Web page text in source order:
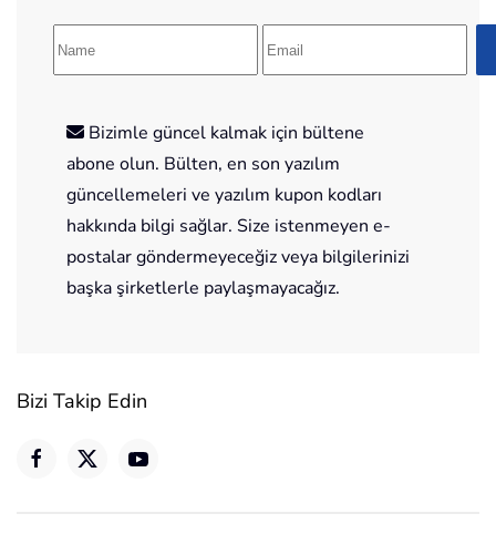
Bizimle güncel kalmak için bültene
abone olun. Bülten, en son yazılım
güncellemeleri ve yazılım kupon kodları
hakkında bilgi sağlar. Size istenmeyen e-
postalar göndermeyeceğiz veya bilgilerinizi
başka şirketlerle paylaşmayacağız.
Bizi Takip Edin